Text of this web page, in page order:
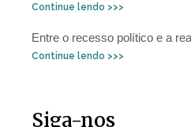
Continue lendo >>>
Entre o recesso político e a
Continue lendo >>>
Siga-nos